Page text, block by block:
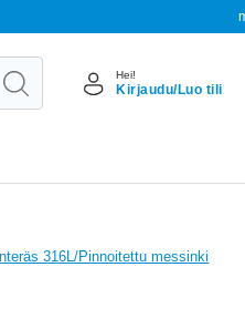
Hei!
Kirjaudu/Luo tili
316L/Pinnoitettu messinki